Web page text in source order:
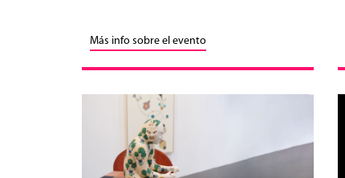
Más info sobre el evento